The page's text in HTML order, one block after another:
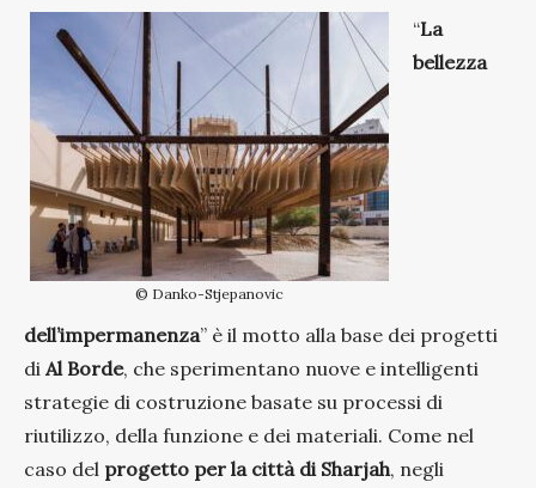
© Danko-Stjepanovic
“La
bellezza
dell’impermanenza” è il motto alla base dei progetti
di Al Borde, che sperimentano nuove e intelligenti
strategie di costruzione basate su processi di
riutilizzo, della funzione e dei materiali. Come nel
caso del progetto per la città di Sharjah, negli